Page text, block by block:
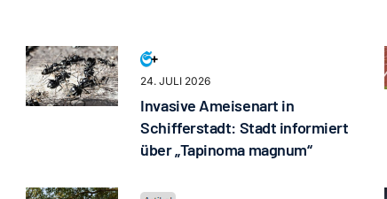
24. JULI 2026
Invasive Ameisenart in
Schifferstadt: Stadt informiert
über „Tapinoma magnum“